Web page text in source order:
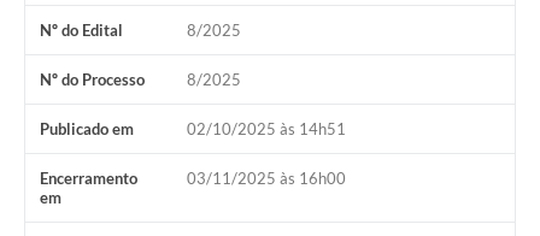
Terceiro Setor
Turismo Geral
Meio ambiente
Carta de Serviços
Acesso à Informação
Nº do Edital 8/2025
Nº do Processo 8/2025
Publicado em 02/10/2025 às 14h51
Encerramento
em
03/11/2025 às 16h00